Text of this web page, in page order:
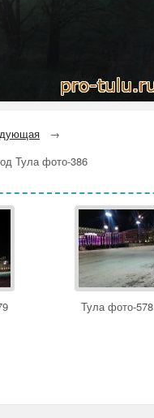
→
Тула фото-386
Тула фото-578